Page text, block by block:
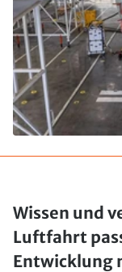
Wissen und
Luftfahrt
Entwicklung